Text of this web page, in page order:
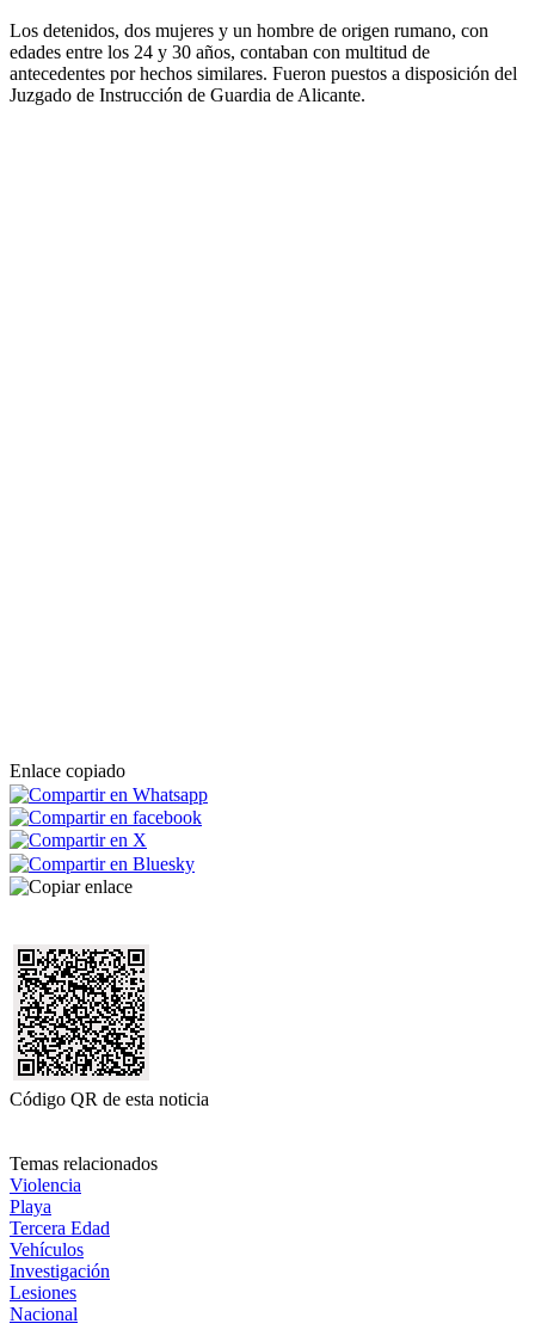
Los detenidos, dos mujeres y un hombre de origen rumano, con
edades entre los 24 y 30 años, contaban con multitud de
antecedentes por hechos similares. Fueron puestos a disposición del
Juzgado de Instrucción de Guardia de Alicante.
Enlace copiado
Código QR de esta noticia
Temas relacionados
Violencia
Playa
Tercera Edad
Vehículos
Investigación
Lesiones
Nacional